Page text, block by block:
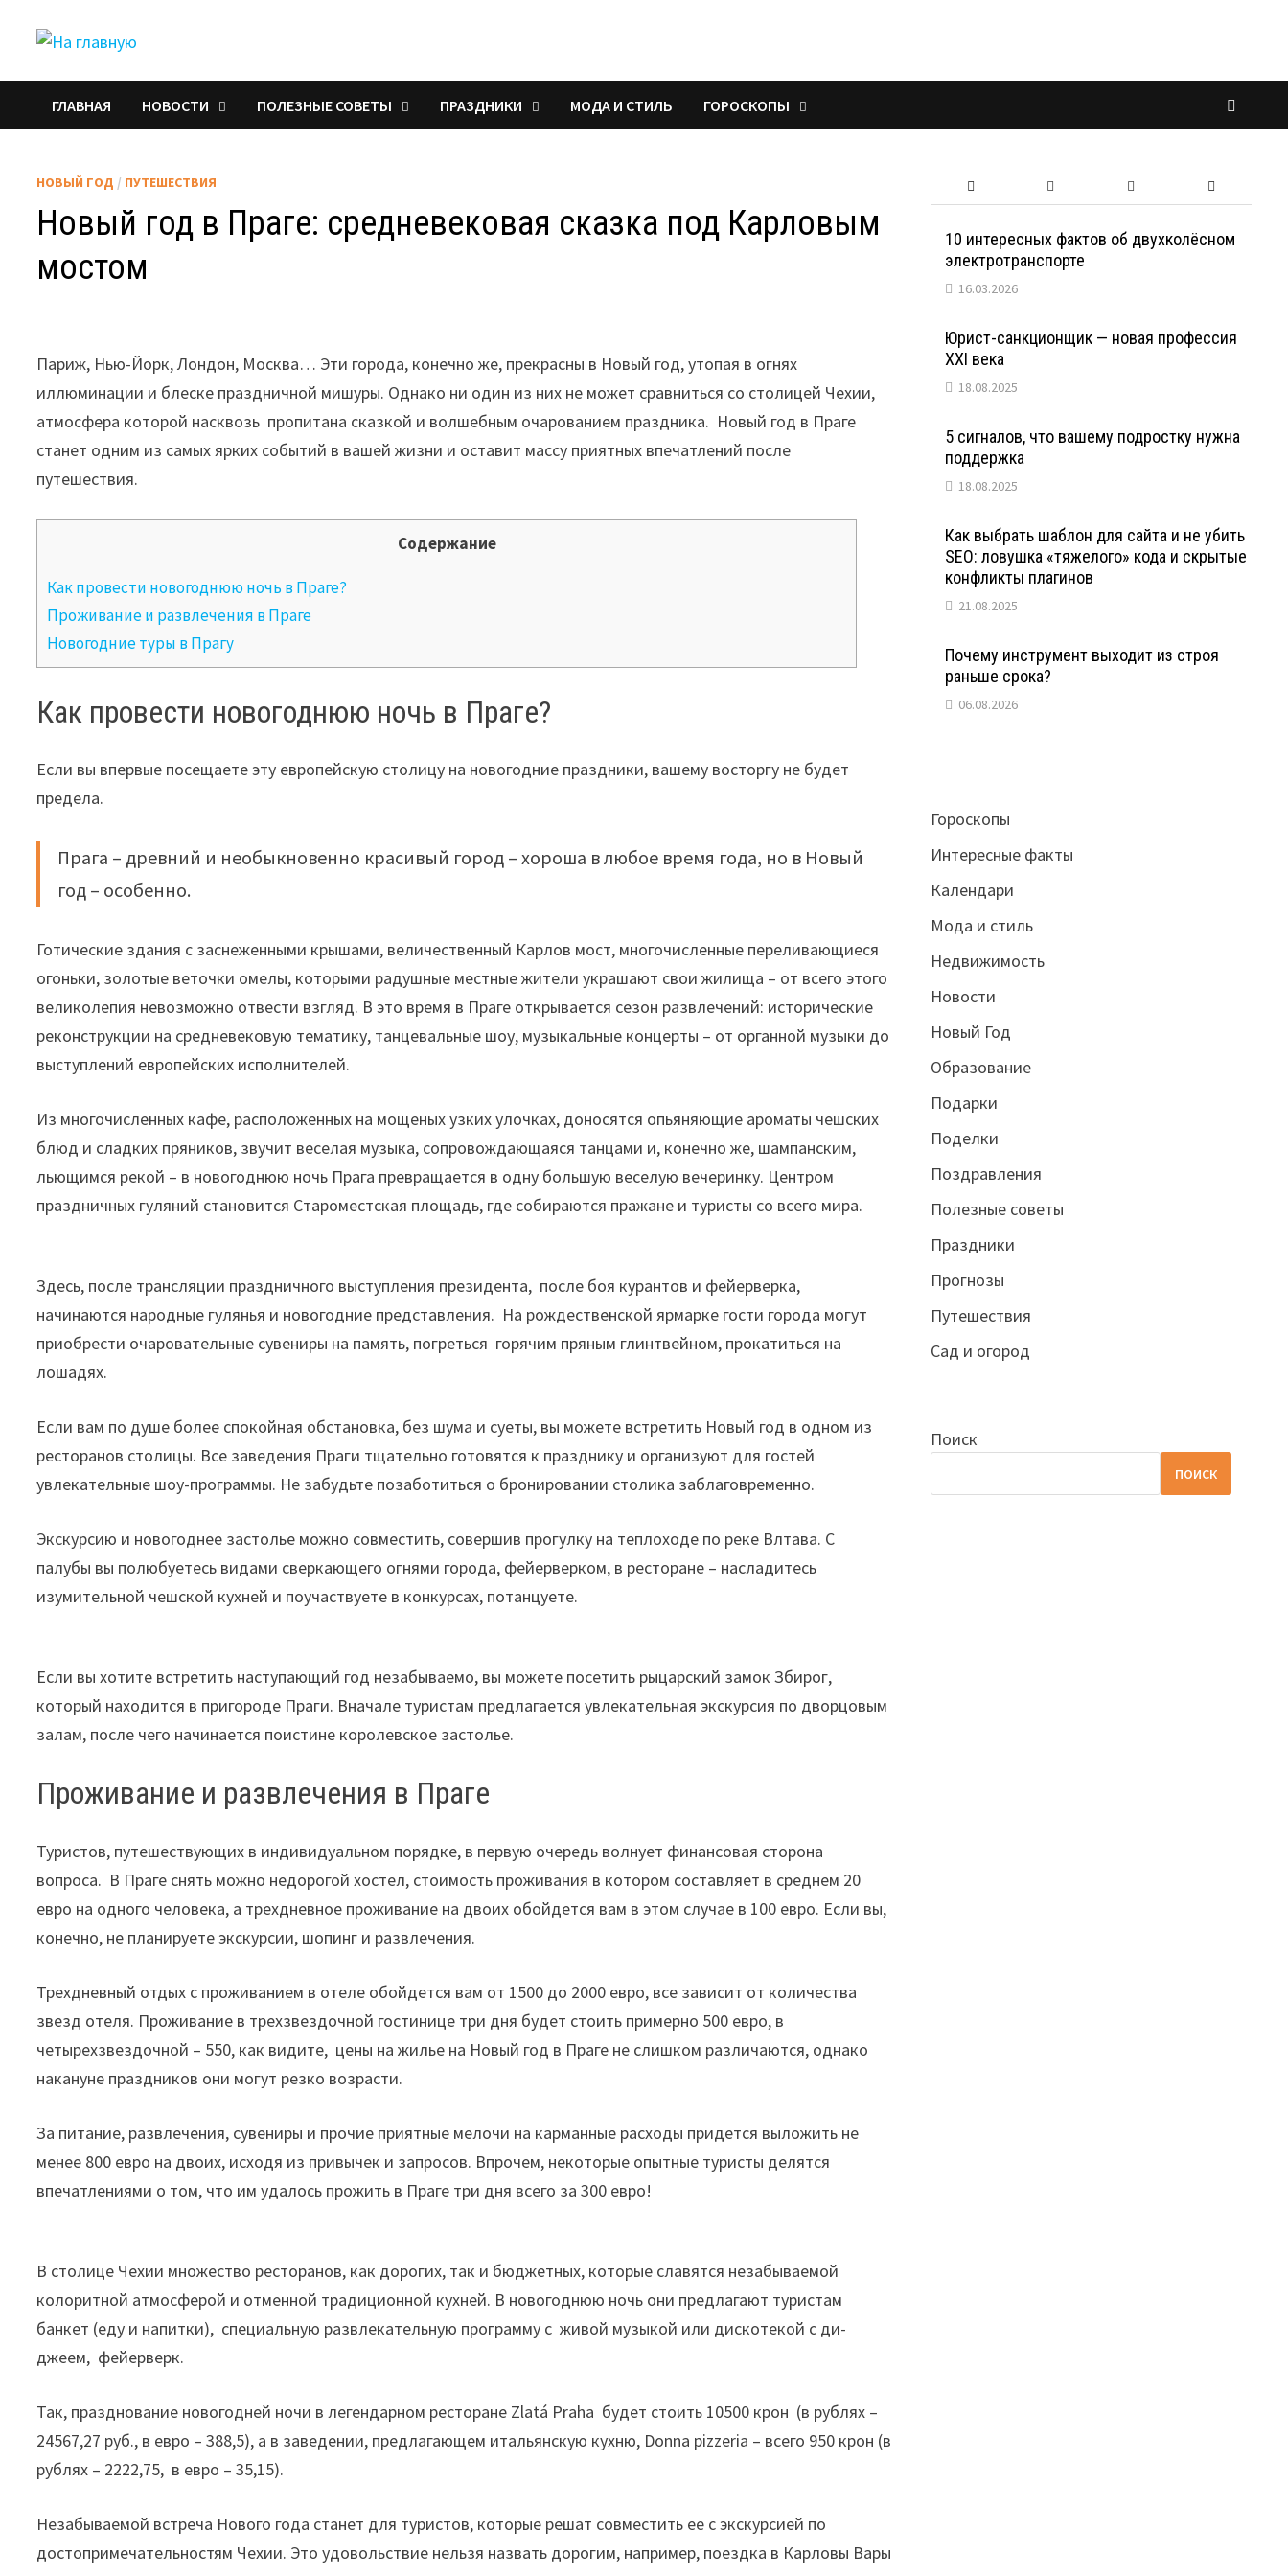
ГЛАВНАЯ НОВОСТИ ПОЛЕЗНЫЕ СОВЕТЫ ПРАЗДНИКИ МОДА И СТИЛЬ ГОРОСКОПЫ
НОВЫЙ ГОД / ПУТЕШЕСТВИЯ
Новый год в Праге: средневековая сказка под Карловым
мостом
Париж, Нью-Йорк, Лондон, Москва… Эти города, конечно же, прекрасны в Новый год, утопая в огнях
иллюминации и блеске праздничной мишуры. Однако ни один из них не может сравниться со столицей Чехии,
атмосфера которой насквозь пропитана сказкой и волшебным очарованием праздника. Новый год в Праге
станет одним из самых ярких событий в вашей жизни и оставит массу приятных впечатлений после
путешествия.
Содержание
Как провести новогоднюю ночь в Праге?
Проживание и развлечения в Праге
Новогодние туры в Прагу
Как провести новогоднюю ночь в Праге?
Если вы впервые посещаете эту европейскую столицу на новогодние праздники, вашему восторгу не будет
предела.
Прага – древний и необыкновенно красивый город – хороша в любое время года, но в Новый
год – особенно.
Готические здания с заснеженными крышами, величественный Карлов мост, многочисленные переливающиеся
огоньки, золотые веточки омелы, которыми радушные местные жители украшают свои жилища – от всего этого
великолепия невозможно отвести взгляд. В это время в Праге открывается сезон развлечений: исторические
реконструкции на средневековую тематику, танцевальные шоу, музыкальные концерты – от органной музыки до
выступлений европейских исполнителей.
Из многочисленных кафе, расположенных на мощеных узких улочках, доносятся опьяняющие ароматы чешских
блюд и сладких пряников, звучит веселая музыка, сопровождающаяся танцами и, конечно же, шампанским,
льющимся рекой – в новогоднюю ночь Прага превращается в одну большую веселую вечеринку. Центром
праздничных гуляний становится Староместская площадь, где собираются пражане и туристы со всего мира.
Здесь, после трансляции праздничного выступления президента, после боя курантов и фейерверка,
начинаются народные гулянья и новогодние представления. На рождественской ярмарке гости города могут
приобрести очаровательные сувениры на память, погреться горячим пряным глинтвейном, прокатиться на
лошадях.
Если вам по душе более спокойная обстановка, без шума и суеты, вы можете встретить Новый год в одном из
ресторанов столицы. Все заведения Праги тщательно готовятся к празднику и организуют для гостей
увлекательные шоу-программы. Не забудьте позаботиться о бронировании столика заблаговременно.
Экскурсию и новогоднее застолье можно совместить, совершив прогулку на теплоходе по реке Влтава. С
палубы вы полюбуетесь видами сверкающего огнями города, фейерверком, в ресторане – насладитесь
изумительной чешской кухней и поучаствуете в конкурсах, потанцуете.
Если вы хотите встретить наступающий год незабываемо, вы можете посетить рыцарский замок Збирог,
который находится в пригороде Праги. Вначале туристам предлагается увлекательная экскурсия по дворцовым
залам, после чего начинается поистине королевское застолье.
Проживание и развлечения в Праге
Туристов, путешествующих в индивидуальном порядке, в первую очередь волнует финансовая сторона
вопроса. В Праге снять можно недорогой хостел, стоимость проживания в котором составляет в среднем 20
евро на одного человека, а трехдневное проживание на двоих обойдется вам в этом случае в 100 евро. Если вы,
конечно, не планируете экскурсии, шопинг и развлечения.
Трехдневный отдых с проживанием в отеле обойдется вам от 1500 до 2000 евро, все зависит от количества
звезд отеля. Проживание в трехзвездочной гостинице три дня будет стоить примерно 500 евро, в
четырехзвездочной – 550, как видите, цены на жилье на Новый год в Праге не слишком различаются, однако
накануне праздников они могут резко возрасти.
За питание, развлечения, сувениры и прочие приятные мелочи на карманные расходы придется выложить не
менее 800 евро на двоих, исходя из привычек и запросов. Впрочем, некоторые опытные туристы делятся
впечатлениями о том, что им удалось прожить в Праге три дня всего за 300 евро!
В столице Чехии множество ресторанов, как дорогих, так и бюджетных, которые славятся незабываемой
колоритной атмосферой и отменной традиционной кухней. В новогоднюю ночь они предлагают туристам
банкет (еду и напитки), специальную развлекательную программу с живой музыкой или дискотекой с ди-
джеем, фейерверк.
Так, празднование новогодней ночи в легендарном ресторане Zlatá Praha будет стоить 10500 крон (в рублях –
24567,27 руб., в евро – 388,5), а в заведении, предлагающем итальянскую кухню, Donna pizzeria – всего 950 крон (в
рублях – 2222,75, в евро – 35,15).
Незабываемой встреча Нового года станет для туристов, которые решат совместить ее с экскурсией по
достопримечательностям Чехии. Это удовольствие нельзя назвать дорогим, например, поездка в Карловы Вары
10 интересных фактов об двухколёсном
электротранспорте
16.03.2026
Юрист-санкционщик — новая профессия
XXI века
18.08.2025
5 сигналов, что вашему подростку нужна
поддержка
18.08.2025
Как выбрать шаблон для сайта и не убить
SEO: ловушка «тяжелого» кода и скрытые
конфликты плагинов
21.08.2025
Почему инструмент выходит из строя
раньше срока?
06.08.2026
Гороскопы
Интересные факты
Календари
Мода и стиль
Недвижимость
Новости
Новый Год
Образование
Подарки
Поделки
Поздравления
Полезные советы
Праздники
Прогнозы
Путешествия
Сад и огород
Поиск
ПОИСК